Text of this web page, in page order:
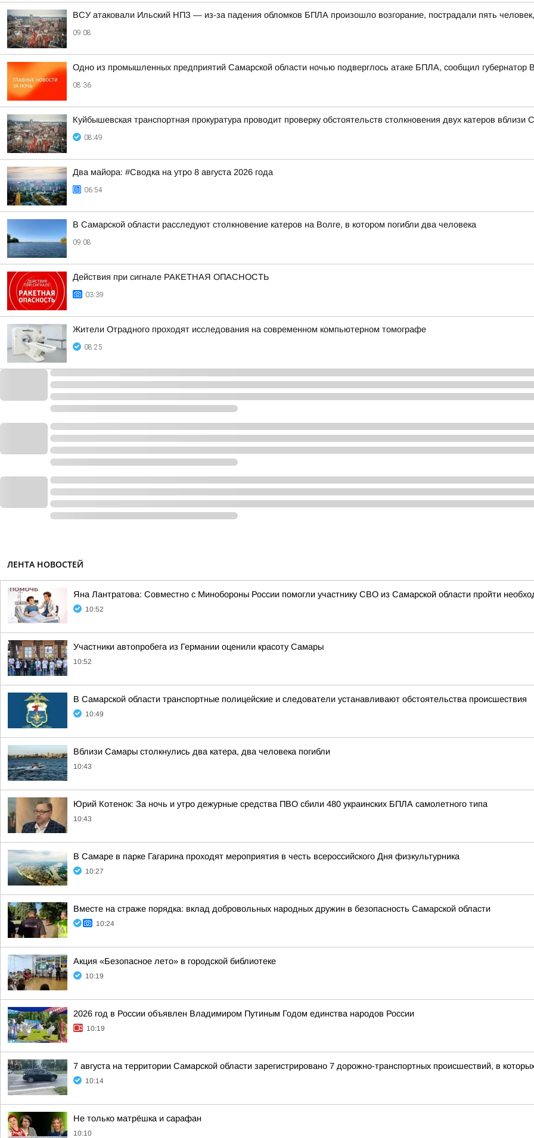
ВСУ атаковали Ильский НПЗ — из-за падения обломков БПЛА произошло возгорание, пострадали пять
09:08
Одно из промышленных предприятий Самарской области ночью подверглось атаке БПЛА, сообщил губернатор
08:36
Куйбышевская транспортная прокуратура проводит проверку обстоятельств столкновения двух катеров вблизи
08:49
Два майора: #Сводка на утро 8 августа 2026 года
06:54
В Самарской области расследуют столкновение катеров на Волге, в котором погибли два человека
09:08
Действия при сигнале РАКЕТНАЯ ОПАСНОСТЬ
03:39
Жители Отрадного проходят исследования на современном компьютерном томографе
08:25
ЛЕНТА НОВОСТЕЙ
Яна Лантратова: Совместно с Минобороны России помогли участнику СВО из Самарской области пройти
10:52
Участники автопробега из Германии оценили красоту Самары
10:52
В Самарской области транспортные полицейские и следователи устанавливают обстоятельства происшествия
10:49
Вблизи Самары столкнулись два катера, два человека погибли
10:43
Юрий Котенок: За ночь и утро дежурные средства ПВО сбили 480 украинских БПЛА самолетного типа
10:43
В Самаре в парке Гагарина проходят мероприятия в честь всероссийского Дня физкультурника
10:27
Вместе на страже порядка: вклад добровольных народных дружин в безопасность Самарской области
10:24
Акция «Безопасное лето» в городской библиотеке
10:19
2026 год в России объявлен Владимиром Путиным Годом единства народов России
10:19
7 августа на территории Самарской области зарегистрировано 7 дорожно-транспортных происшествий, в
10:14
Не только матрёшка и сарафан
10:10